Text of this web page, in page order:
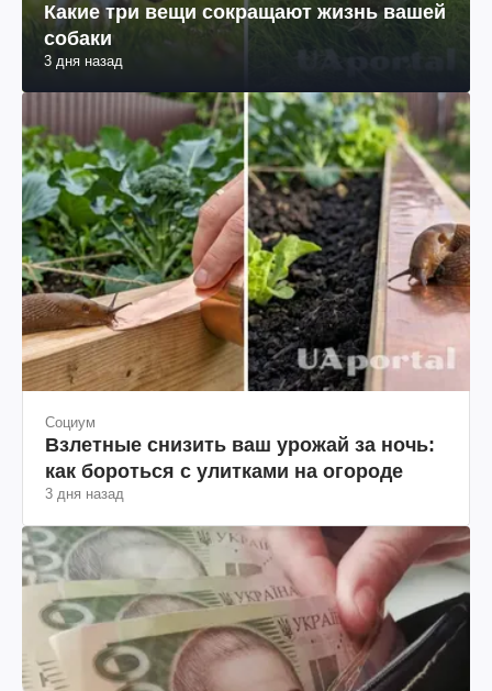
Какие три вещи сокращают жизнь вашей
собаки
3 дня назад
Социум
Взлетные снизить ваш урожай за ночь:
как бороться с улитками на огороде
3 дня назад